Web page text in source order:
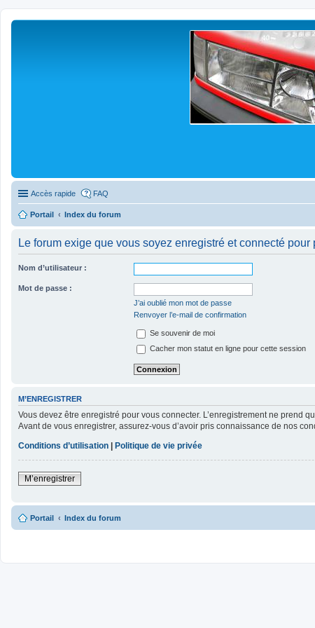
Accès rapide FAQ
Portail Index du forum
Le forum exige que vous soyez enregistré et connecté
Nom d’utilisateur :
Mot de passe :
J’ai oublié mon mot de passe
Renvoyer l’e-mail de confirmation
Se souvenir de moi
Cacher mon statut en ligne pour cette session
M’ENREGISTRER
Vous devez être enregistré pour vous connecter. L’enregistrement ne prend
Avant de vous enregistrer, assurez-vous d’avoir pris connaissance de nos
Conditions d’utilisation
Politique de vie privée
M’enregistrer
Portail Index du forum